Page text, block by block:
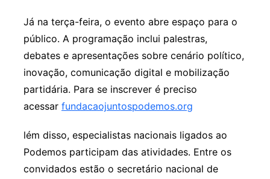
Já na terça-feira, o evento abre espaço para o
público. A programação inclui palestras,
debates e apresentações sobre cenário político,
inovação, comunicação digital e mobilização
partidária. Para se inscrever é preciso
acessar fundacaojuntospodemos.org
lém disso, especialistas nacionais ligados ao
Podemos participam das atividades. Entre os
convidados estão o secretário nacional de